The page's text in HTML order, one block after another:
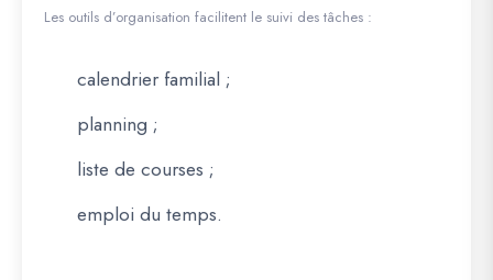
Les outils d’organisation facilitent le suivi des tâches :
calendrier familial ;
planning ;
liste de courses ;
emploi du temps.